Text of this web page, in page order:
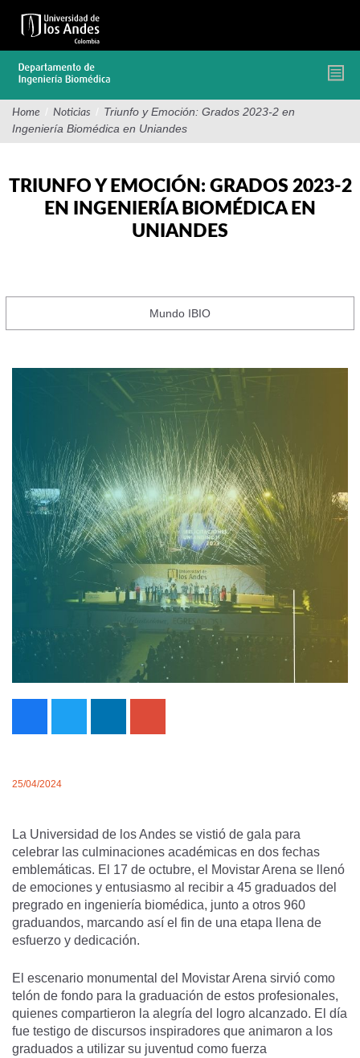
contenido
Home / Noticias / Triunfo y Emoción: Grados 2023-2 en
Ingeniería Biomédica en Uniandes
TRIUNFO Y EMOCIÓN: GRADOS 2023-2
EN INGENIERÍA BIOMÉDICA EN
UNIANDES
Mundo IBIO
25/04/2024
La Universidad de los Andes se vistió de gala para
celebrar las culminaciones académicas en dos fechas
emblemáticas. El 17 de octubre, el Movistar Arena se llenó
de emociones y entusiasmo al recibir a 45 graduados del
pregrado en ingeniería biomédica, junto a otros 960
graduandos, marcando así el fin de una etapa llena de
esfuerzo y dedicación.
El escenario monumental del Movistar Arena sirvió como
telón de fondo para la graduación de estos profesionales,
quienes compartieron la alegría del logro alcanzado. El día
fue testigo de discursos inspiradores que animaron a los
graduados a utilizar su juventud como fuerza